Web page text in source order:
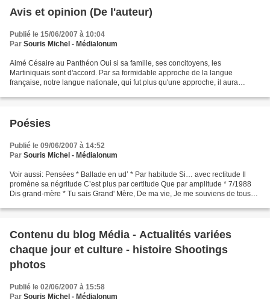
Avis et opinion (De l'auteur)
Publié le 15/06/2007 à 10:04
Par Souris Michel - Médialonum
Aimé Césaire au Panthéon Oui si sa famille, ses concitoyens, les
Martiniquais sont d'accord. Par sa formidable approche de la langue
française, notre langue nationale, qui fut plus qu'une approche, il aura
Poésies
Publié le 09/06/2007 à 14:52
Par Souris Michel - Médialonum
Voir aussi: Pensées * Ballade en ud’ * Par habitude Si… avec rectitude Il
promène sa négritude C’est plus par certitude Que par amplitude * 7/1988
Dis grand-mère * Tu sais Grand' Mère, De ma vie, Je me souviens de tous
Contenu du blog Média - Actualités variées
chaque jour et culture - histoire Shootings
photos
Publié le 02/06/2007 à 15:58
Par Souris Michel - Médialonum